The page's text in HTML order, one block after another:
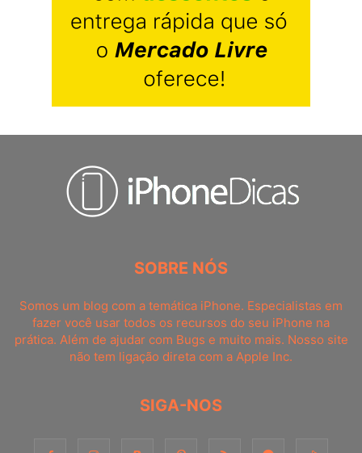
SOBRE NÓS
Somos um blog com a temática iPhone. Especialistas em
fazer você usar todos os recursos do seu iPhone na
prática. Além de ajudar com Bugs e muito mais. Nosso site
não tem ligação direta com a Apple Inc.
SIGA-NOS